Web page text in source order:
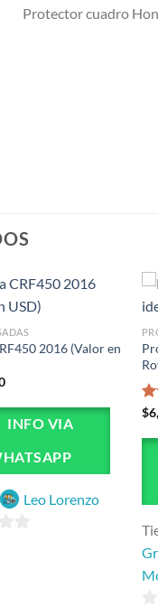
Protector cuadro
2016 (Valor en
INFO VIA
Leo Lorenzo
$